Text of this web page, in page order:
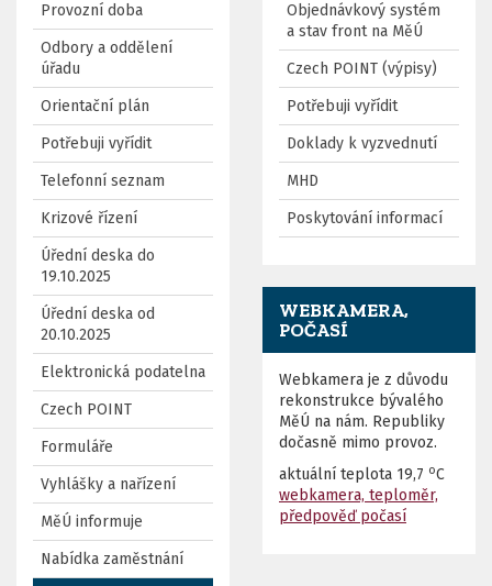
Provozní doba
Odbory a oddělení
úřadu
Orientační plán
Potřebuji vyřídit
Telefonní seznam
Krizové řízení
Úřední deska do
19.10.2025
Úřední deska od
20.10.2025
Elektronická podatelna
Czech POINT
Formuláře
Vyhlášky a nařízení
MěÚ informuje
Nabídka zaměstnání
Objednávkový systém
a stav front na MěÚ
Czech POINT (výpisy)
Potřebuji vyřídit
Doklady k vyzvednutí
MHD
Poskytování informací
WEBKAMERA,
POČASÍ
Webkamera je z důvodu
rekonstrukce bývalého
MěÚ na nám. Republiky
dočasně mimo provoz.
aktuální teplota 19,7 oC
webkamera, teploměr,
předpověď počasí